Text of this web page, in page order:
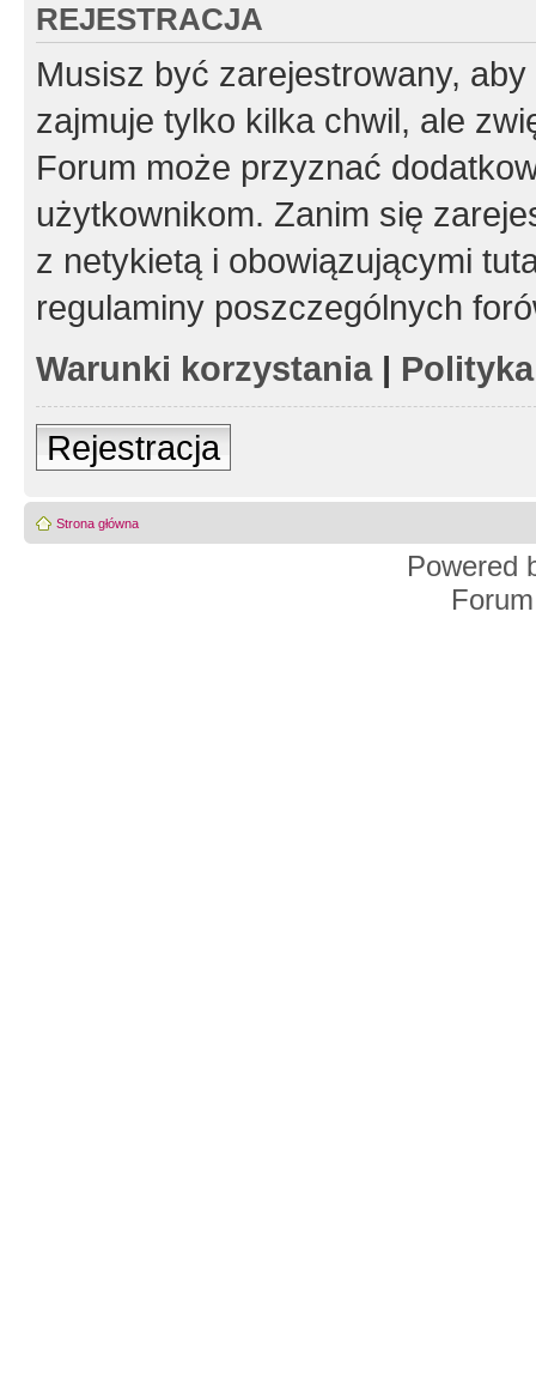
REJESTRACJA
Musisz być zarejestrowany,
zajmuje tylko kilka chwil, ale
Forum może przyznać
użytkownikom. Zanim się
z netykietą i obowiązującymi
regulaminy poszczególnych
Warunki korzystania|
Rejestracja
Strona główna
Powered